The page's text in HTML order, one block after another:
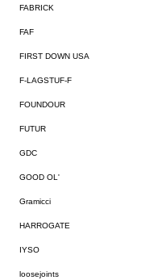
FABRICK
FAF
FIRST DOWN USA
F-LAGSTUF-F
FOUNDOUR
FUTUR
GDC
GOOD OL'
Gramicci
HARROGATE
IYSO
loosejoints